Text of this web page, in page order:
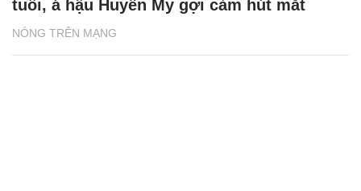
NÓNG TRÊN MẠNG
tuổi, á hậu Huyền My gợi cảm hút mắt